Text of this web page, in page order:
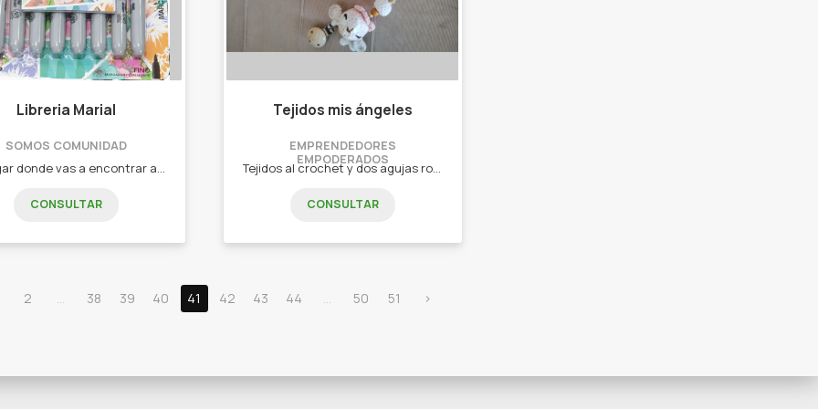
Libreria Marial
SOMOS COMUNIDAD
Un lugar donde vas a encontrar artículos escolares y de oficina al mejor precio! Además de juegos didácticos y divertidos para los niños/as... Un lugar donde lo novedoso siempre llega !!! Mochilas - Cartucheras - Canoplas - Juegos didácticos - Novedades para vos!!
CONSULTAR
Tejidos mis ángeles
EMPRENDEDORES
EMPODERADOS
Tejidos al crochet y dos agujas ropa, accesorios, amigurumis y más Tejidos niños Tejidos adultos Amigurumis Tejidos hogar Ropa de invierno y verano
CONSULTAR
2 38 39 40 41 42 43 44 50 51 ›